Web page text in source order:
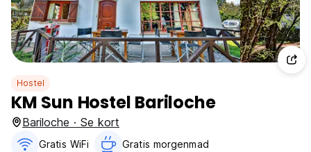
Hostel
KM Sun Hostel Bariloche
Bariloche · Se kort
Gratis WiFi Gratis morgenmad‎